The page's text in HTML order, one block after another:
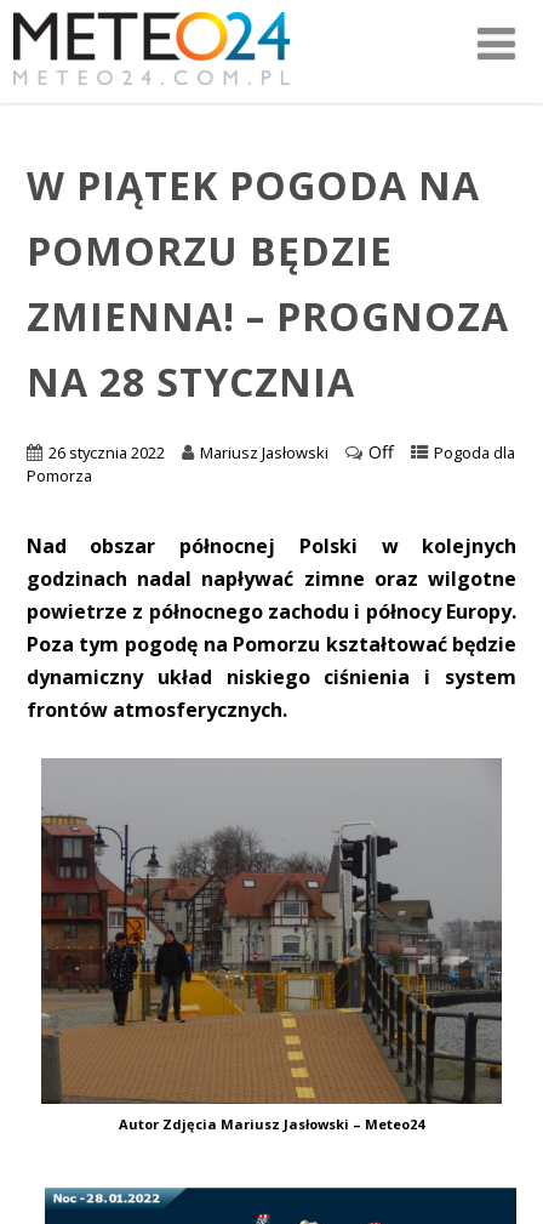
W PIĄTEK POGODA NA
POMORZU BĘDZIE
ZMIENNA! – PROGNOZA
NA 28 STYCZNIA
26 stycznia 2022 Mariusz Jasłowski Off
Pogoda dla
Pomorza
Nad obszar północnej Polski w kolejnych
godzinach nadal napływać zimne oraz wilgotne
powietrze z północnego zachodu i północy Europy.
Poza tym pogodę na Pomorzu kształtować będzie
dynamiczny układ niskiego ciśnienia i system
frontów atmosferycznych.
Autor Zdjęcia Mariusz Jasłowski – Meteo24